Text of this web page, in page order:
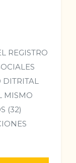
REGISTRO
DITRITAL
MISMO
(32)